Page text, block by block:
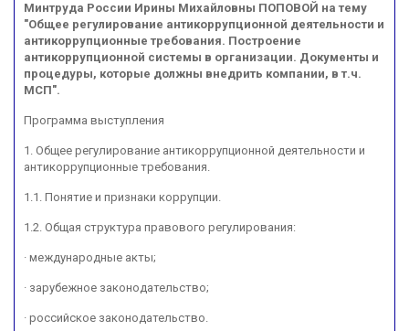
Минтруда России Ирины Михайловны ПОПОВОЙ на тему
"Общее регулирование антикоррупционной деятельности и
антикоррупционные требования. Построение
антикоррупционной системы в организации. Документы и
процедуры, которые должны внедрить компании, в т.ч.
МСП".
Программа выступления
1. Общее регулирование антикоррупционной деятельности и
антикоррупционные требования.
1.1. Понятие и признаки коррупции.
1.2. Общая структура правового регулирования:
· международные акты;
· зарубежное законодательство;
· российское законодательство.